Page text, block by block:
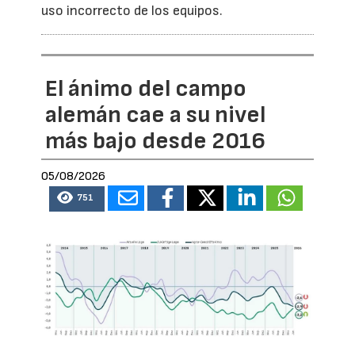
uso incorrecto de los equipos.
El ánimo del campo
alemán cae a su nivel
más bajo desde 2016
05/08/2026
751